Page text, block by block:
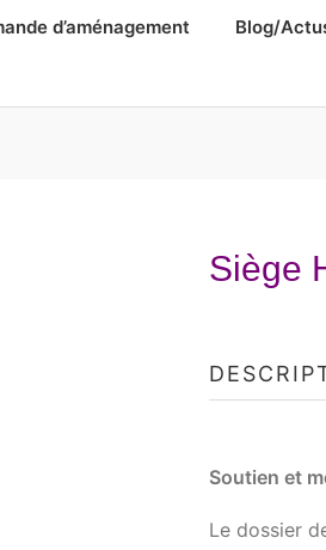
d’aménagement Blog/
Siège
Soutien et
Le dossier